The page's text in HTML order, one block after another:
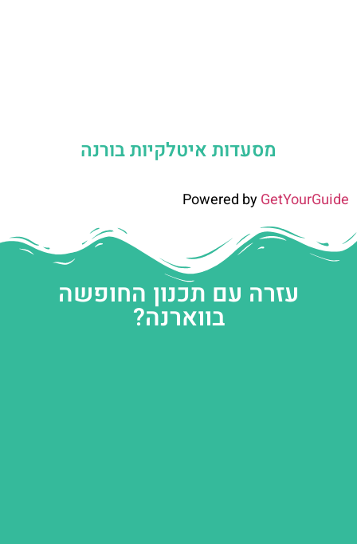
מסעדות איטלקיות בורנה
Powered byGetYourGuide
עזרה עם תכנון החופשה
בווארנה?